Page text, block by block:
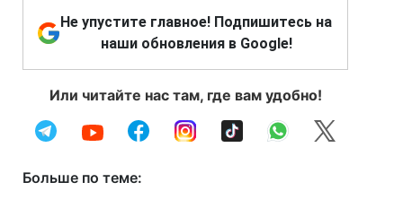
Не упустите главное! Подпишитесь на
наши обновления в Google!
Или читайте нас там, где вам удобно!
Больше по теме: